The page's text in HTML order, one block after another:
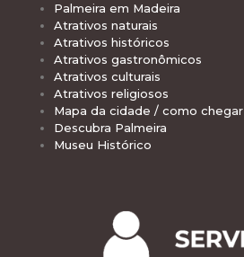
Palmeira em Madeira
Atrativos naturais
Atrativos históricos
Atrativos gastronômicos
Atrativos culturais
Atrativos religiosos
Mapa da cidade / como chegar
Descubra Palmeira
Museu Histórico